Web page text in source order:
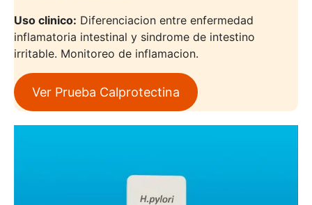
Uso clinico: Diferenciacion entre enfermedad
inflamatoria intestinal y sindrome de intestino
irritable. Monitoreo de inflamacion.
Ver Prueba Calprotectina